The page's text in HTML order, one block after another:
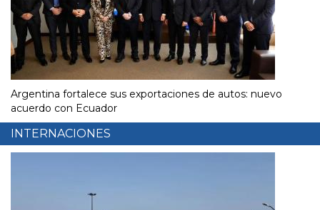
Argentina fortalece sus exportaciones de autos: nuevo
acuerdo con Ecuador
INTERNACIONES